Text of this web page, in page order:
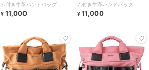
ム付き牛革ハンドバッグ
¥ 11,000
ム付き牛革ハンドバッグ
¥ 11,000